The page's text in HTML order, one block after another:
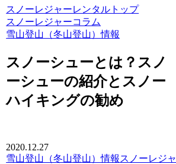
スノーレジャーレンタルトップ
スノーレジャーコラム
雪山登山（冬山登山）情報
スノーシューとは？スノ
ーシューの紹介とスノー
ハイキングの勧め
2020.12.27
雪山登山（冬山登山）情報 スノーレジャ